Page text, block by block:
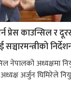
प्रेस काउन्सिल र
नेपालको अध्यक्षमा
अर्जुन घिमिरेले